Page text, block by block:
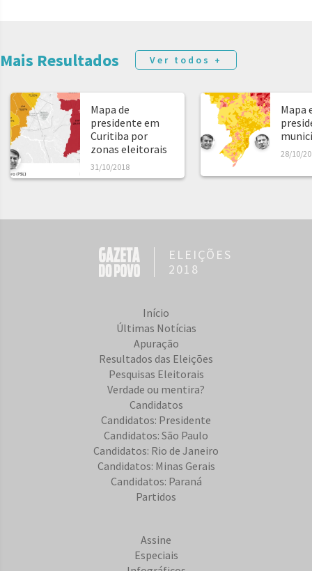
Mais Resultados Ver todos +
Mapa de
presidente em
Curitiba por
zonas eleitorais
31/10/2018
Mapa
28/10/
ELEIÇÕES
2018
Início
Últimas Notícias
Apuração
Resultados das Eleições
Pesquisas Eleitorais
Verdade ou mentira?
Candidatos
Candidatos: Presidente
Candidatos: São Paulo
Candidatos: Rio de Janeiro
Candidatos: Minas Gerais
Candidatos: Paraná
Partidos
Assine
Especiais